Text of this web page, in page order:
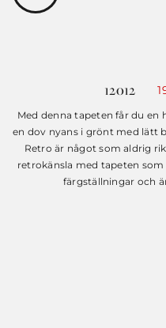
12012
Med denna tapeten får du en
en dov nyans i grönt med lätt
Retro är något som aldrig
retrokänsla med tapeten
färgställningar och